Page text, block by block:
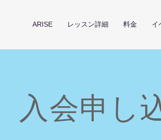
ARISE レッスン詳細 料金 イ
入会申し